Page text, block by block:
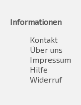
Informationen
Kontakt
Über uns
Impressum
Hilfe
Widerruf